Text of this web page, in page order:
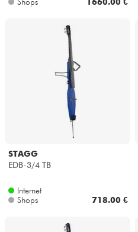
Shops
1660.00 €
STAGG
EDB-3/4 TB
Internet
Shops
718.00 €